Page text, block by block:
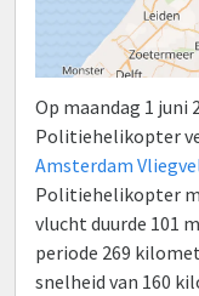
Op maandag 1 juni
Politiehelikopter
Amsterdam
Politiehelikopter
vlucht duurde 101
periode 269
snelheid van 160